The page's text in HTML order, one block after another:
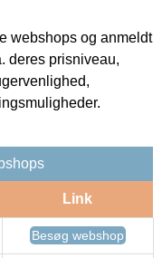
webshops og anmeldt
deres prisniveau,
Link
Besøg webshop